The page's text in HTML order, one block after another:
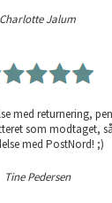
Charlotte Jalum
med returnering,
som modtaget,
med PostNord! ;)
Tine Pedersen